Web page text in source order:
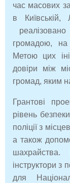
час масових
в Київській,
реалізовано
громадою, на
Метою цих
довіри між
громад, яким
Грантові
рівень
поліції з
а також
інструктори з
для